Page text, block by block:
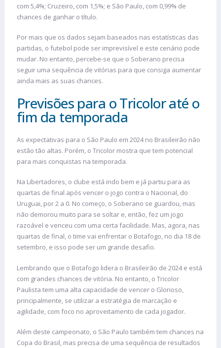
com 5,4%; Cruzeiro, com 1,5%; e São Paulo, com 0,99% de
chances de ganhar o título.
Por mais que os dados sejam baseados nas estatísticas das
partidas, o futebol pode ser imprevisível e este cenário pode
mudar. No entanto, percebe-se que o Soberano precisa
seguir uma sequência de vitórias para que consiga aumentar
ainda mais as suas chances.
Previsões para o Tricolor até o
fim da temporada
As expectativas para o São Paulo em 2024 no Brasileirão não
estão tão altas. Porém, o Tricolor mostra que tem potencial
para mais conquistas na temporada.
Na Libertadores, o clube está indo bem e já partiu para as
quartas de final após vencer o jogo contra o Nacional, do
Uruguai, por 2 a 0. No começo, o Soberano se guardou, mas
não demorou muito para se soltar e, então, fez um jogo
razoável e venceu com uma certa facilidade. Mas, agora, nas
quartas de final, o time vai enfrentar o Botafogo, no dia 18 de
setembro, e isso pode ser um grande desafio.
Lembrando que o Botafogo lidera o Brasileirão de 2024 e está
com grandes chances de vitória. No entanto, o Tricolor
Paulista tem uma alta capacidade de vencer o Glorioso,
principalmente, se utilizar a estratégia de marcação e
agilidade, com foco no aproveitamento de cada jogador.
Além deste campeonato, o São Paulo também tem chances na
Copa do Brasil, mas precisa de uma sequência de resultados